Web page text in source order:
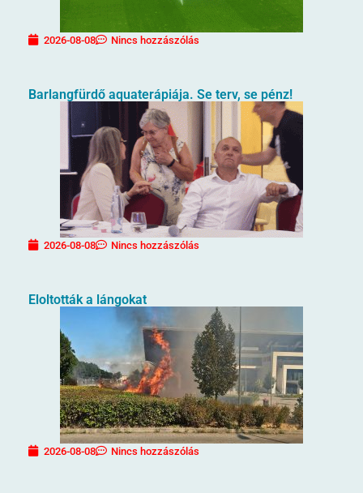
2026-08-08 Nincs hozzászólás
Barlangfürdő aquaterápiája. Se terv, se pénz!
2026-08-08 Nincs hozzászólás
Eloltották a lángokat
2026-08-08 Nincs hozzászólás